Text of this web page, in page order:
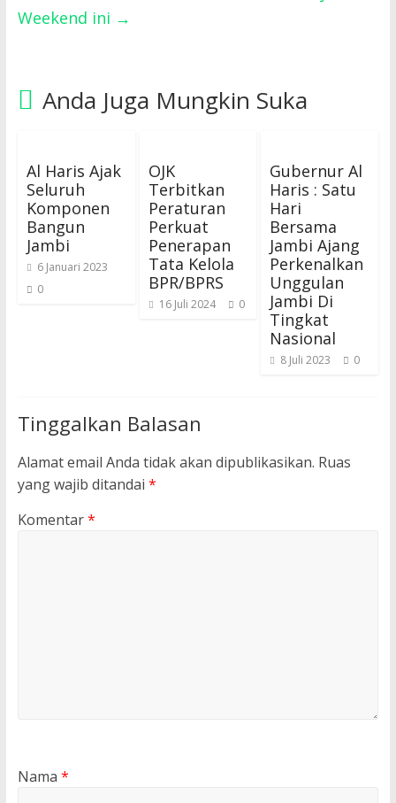
Weekend ini →
Anda Juga Mungkin Suka
Al Haris Ajak
Seluruh
Komponen
Bangun
Jambi
6 Januari 2023
0
OJK
Terbitkan
Peraturan
Perkuat
Penerapan
Tata Kelola
BPR/BPRS
16 Juli 2024 0
Gubernur Al
Haris : Satu
Hari
Bersama
Jambi Ajang
Perkenalkan
Unggulan
Jambi Di
Tingkat
Nasional
8 Juli 2023 0
Tinggalkan Balasan
Alamat email Anda tidak akan dipublikasikan. Ruas
yang wajib ditandai *
Komentar*
Nama *